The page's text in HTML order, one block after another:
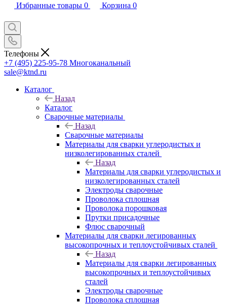
Избранные товары 0 Корзина 0
Телефоны
+7 (495) 225-95-78 Многоканальный
sale@ktnd.ru
Каталог
Назад
Каталог
Сварочные материалы
Назад
Сварочные материалы
Материалы для сварки углеродистых и
низколегированных сталей
Назад
Материалы для сварки углеродистых и
низколегированных сталей
Электроды сварочные
Проволока сплошная
Проволока порошковая
Прутки присадочные
Флюс сварочный
Материалы для сварки легированных
высокопрочных и теплоустойчивых сталей
Назад
Материалы для сварки легированных
высокопрочных и теплоустойчивых
сталей
Электроды сварочные
Проволока сплошная